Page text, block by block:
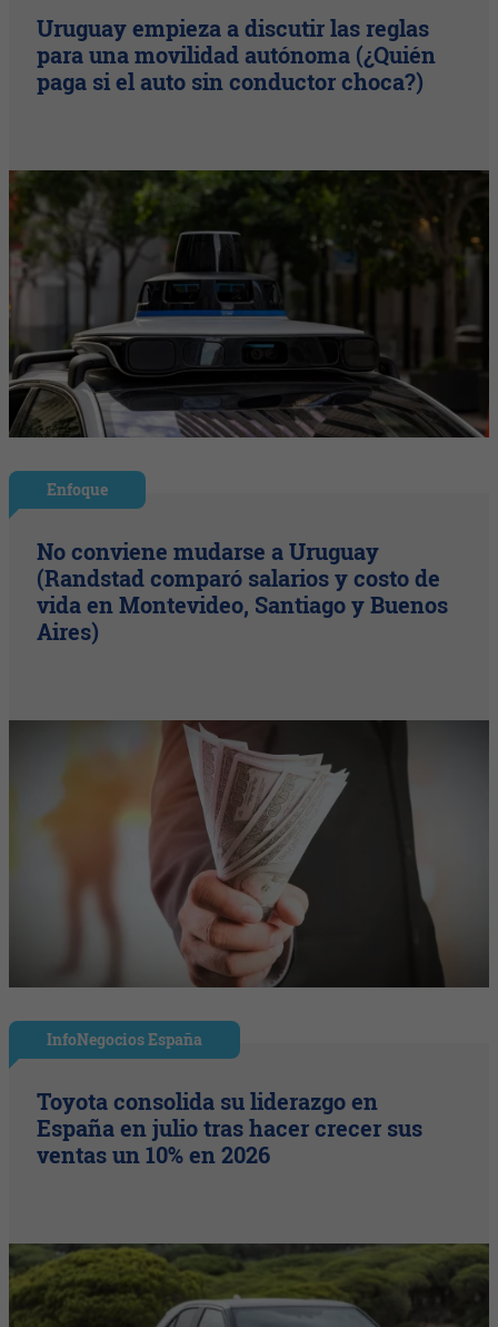
Uruguay empieza a discutir las reglas
para una movilidad autónoma (¿Quién
paga si el auto sin conductor choca?)
Enfoque
No conviene mudarse a Uruguay
(Randstad comparó salarios y costo de
vida en Montevideo, Santiago y Buenos
Aires)
InfoNegocios España
Toyota consolida su liderazgo en
España en julio tras hacer crecer sus
ventas un 10% en 2026